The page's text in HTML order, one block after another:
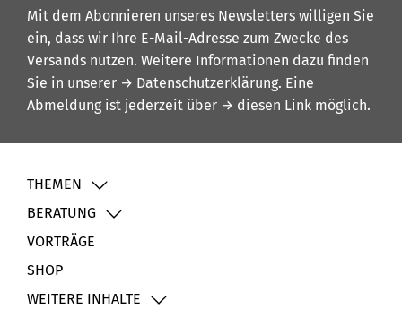
Mit dem Abonnieren unseres Newsletters willigen Sie
ein, dass wir Ihre E-Mail-Adresse zum Zwecke des
Versands nutzen. Weitere Informationen dazu finden
Sie in unserer → Datenschutzerklärung. Eine
Abmeldung ist jederzeit über → diesen Link möglich.
THEMEN
BERATUNG
VORTRÄGE
SHOP
WEITERE INHALTE